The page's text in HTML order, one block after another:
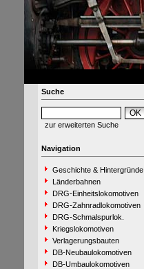
Suche
zur erweiterten Suche
Navigation
Geschichte & Hintergründe
Länderbahnen
DRG-Einheitslokomotiven
DRG-Zahnradlokomotiven
DRG-Schmalspurlok.
Kriegslokomotiven
Verlagerungsbauten
DB-Neubaulokomotiven
DB-Umbaulokomotiven